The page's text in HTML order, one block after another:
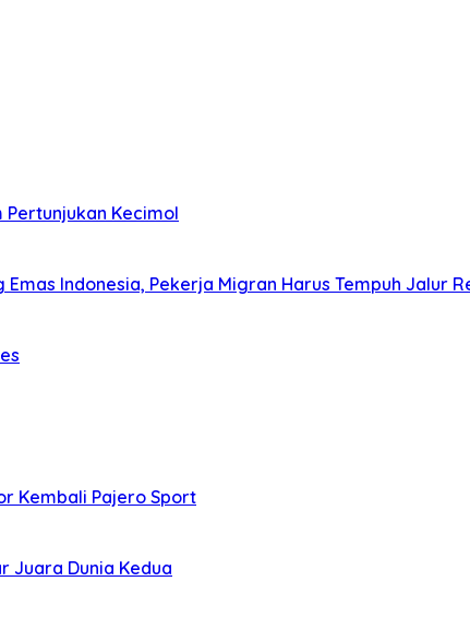
Pertunjukan Kecimol
Indonesia, Pekerja Migran Harus Tempuh Jalur
Kembali Pajero Sport
Juara Dunia Kedua